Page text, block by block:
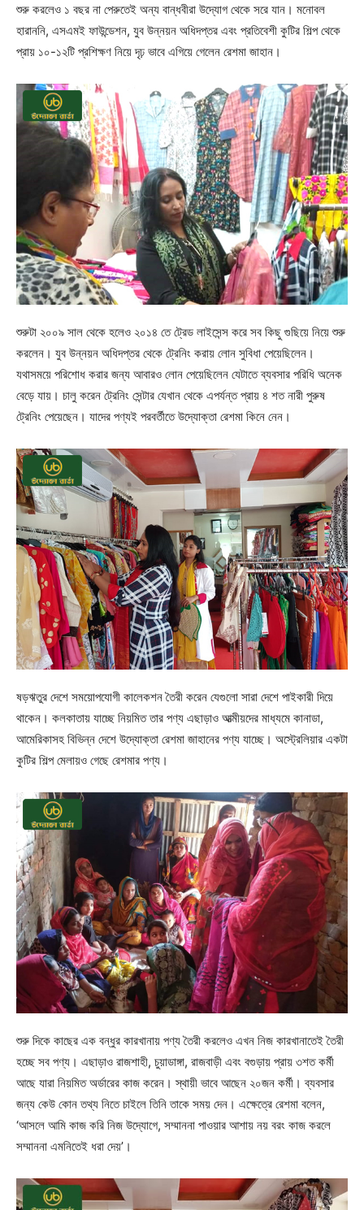
শুরু করলেও ১ বছর না পেরুতেই অন্য বান্ধবীরা উদ্যোগ থেকে সরে যান। মনোবল
হারাননি, এসএমই ফাউন্ডেশন, যুব উন্নয়ন অধিদপ্তর এবং প্রতিবেশী কুটির শিল্প থেকে
প্রায় ১০-১২টি প্রশিক্ষণ নিয়ে দৃঢ় ভাবে এগিয়ে গেলেন রেশমা জাহান।
শুরুটা ২০০৯ সাল থেকে হলেও ২০১৪ তে ট্রেড লাইসেন্স করে সব কিছু গুছিয়ে নিয়ে শুরু
করলেন। যুব উন্নয়ন অধিদপ্তর থেকে ট্রেনিং করায় লোন সুবিধা পেয়েছিলেন।
যথাসময়ে পরিশোধ করার জন্য আবারও লোন পেয়েছিলেন যেটাতে ব্যবসার পরিধি অনেক
বেড়ে যায়। চালু করেন ট্রেনিং সেন্টার যেখান থেকে এপর্যন্ত প্রায় ৪ শত নারী পুরুষ
ট্রেনিং পেয়েছেন। যাদের পণ্যই পরবর্তীতে উদ্যোক্তা রেশমা কিনে নেন।
ষড়ঋতুর দেশে সময়োপযোগী কালেকশন তৈরী করেন যেগুলো সারা দেশে পাইকারী দিয়ে
থাকেন। কলকাতায় যাচ্ছে নিয়মিত তার পণ্য এছাড়াও আত্মীয়দের মাধ্যমে কানাডা,
আমেরিকাসহ বিভিন্ন দেশে উদ্যোক্তা রেশমা জাহানের পণ্য যাচ্ছে। অস্ট্রেলিয়ার একটা
কুটির শিল্প মেলায়ও গেছে রেশমার পণ্য।
শুরু দিকে কাছের এক বন্ধুর কারখানায় পণ্য তৈরী করলেও এখন নিজ কারখানাতেই তৈরী
হচ্ছে সব পণ্য। এছাড়াও রাজশাহী, চুয়াডাঙ্গা, রাজবাড়ী এবং বগুড়ায় প্রায় ৩শত কর্মী
আছে যারা নিয়মিত অর্ডারের কাজ করেন। স্থায়ী ভাবে আছেন ২০জন কর্মী। ব্যবসার
জন্য কেউ কোন তথ্য নিতে চাইলে তিনি তাকে সময় দেন। এক্ষেত্রে রেশমা বলেন,
‘আসলে আমি কাজ করি নিজ উদ্যোগে, সম্মাননা পাওয়ার আশায় নয় বরং কাজ করলে
সম্মাননা এমনিতেই ধরা দেয়’।